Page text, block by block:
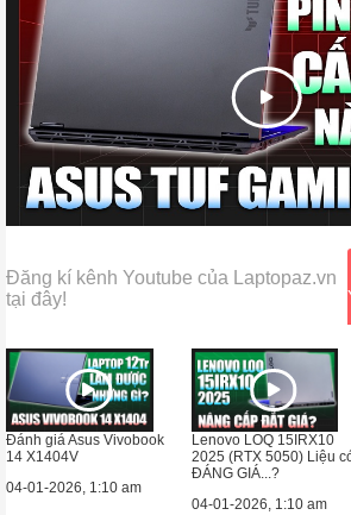
Đăng kí kênh Youtube của Laptopaz.vn
tại đây!
Đánh giá Asus Vivobook
14 X1404V
04-01-2026, 1:10 am
Lenovo LOQ 15IRX10
2025 (RTX 5050) Liệu
ĐÁNG GIÁ...?
04-01-2026, 1:10 am